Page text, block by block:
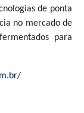
de ponta
no mercado de
para